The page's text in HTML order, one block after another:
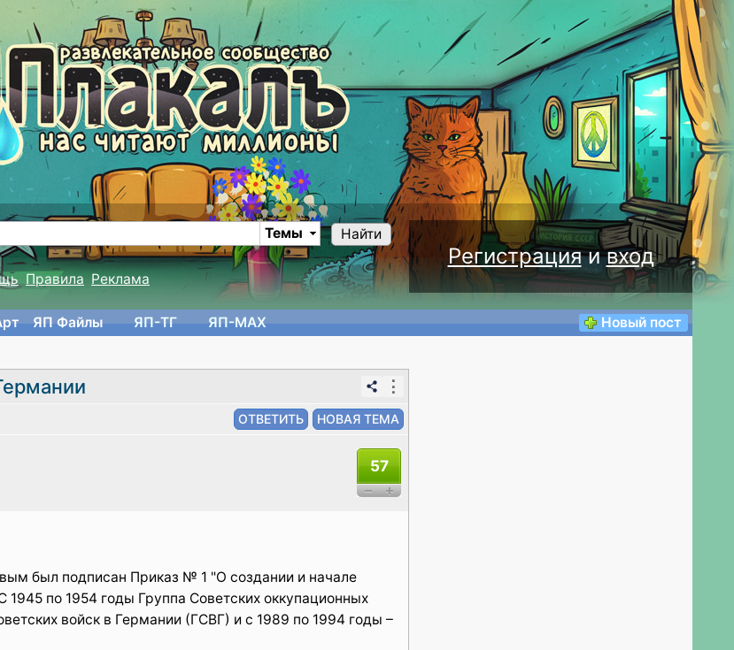
Регистрацияивход
Найти
Темы
Правила Реклама
ЯП Файлы ЯП-TГ ЯП-MAX
Новый пост
⋮
57
был подписан Приказ № 1 "О создании и начале
по 1954 годы Группа Советских оккупационных
войск в Германии (ГСВГ) и с 1989 по 1994 годы –